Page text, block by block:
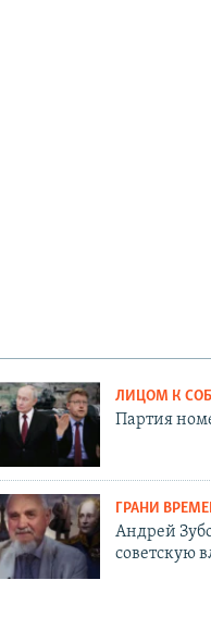
ЛИЦОМ К
Партия
ГРАНИ
Андрей
советскую